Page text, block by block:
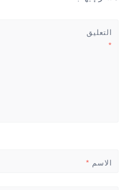
التعليق
*
الاسم *